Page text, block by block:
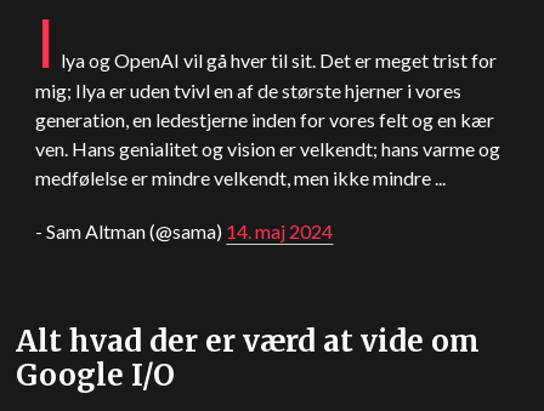
I lya ogOpenAI vil gå hver til sit. Det er meget trist for
mig; Ilya er uden tvivl en af de største hjerner i vores
generation, en ledestjerne inden for vores felt og en kær
ven. Hans genialitet og vision er velkendt; hans varme og
medfølelse er mindre velkendt, men ikke mindre ...
- SamAltman(@sama) 14. maj 2024
Alt hvad der er værd at vide om
Google I/O